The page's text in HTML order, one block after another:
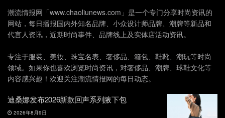
潮流情报网「www.chaoliunews.com」是一个专门分享时尚资讯的
网站，每日播报国内外知名品牌、小众设计师品牌、潮牌等新品和
代言人资讯，近期时尚事件、品牌线上及实体店活动资讯。
专注于服装、美妆、珠宝名表、奢侈品、箱包、鞋靴、潮玩等时尚
领域。如果你也喜欢浏览时尚资讯，对奢侈品、潮牌、球鞋文化等
内容感兴趣！欢迎关注潮流情报网的每日动态。
迪桑娜发布2026新款回声系列腋下包
2026年8月9日